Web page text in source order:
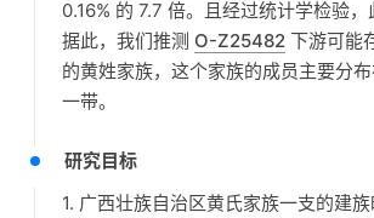
0.16% 的 7.7 倍。且经过统计学检验，
据此，我们推测 O-Z25482 下游可能
的黄姓家族，这个家族的成员主要分
一带。
研究目标
1. 广西壮族自治区黄氏家族一支的建族